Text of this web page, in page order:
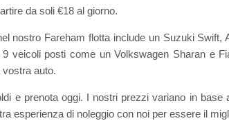
da soli €18 al giorno.
nostro Fareham flotta include un Suzuki
veicoli posti come un Volkswagen Sharan e
auto.
e prenota oggi. I nostri prezzi variano in
esperienza di noleggio con noi per essere il